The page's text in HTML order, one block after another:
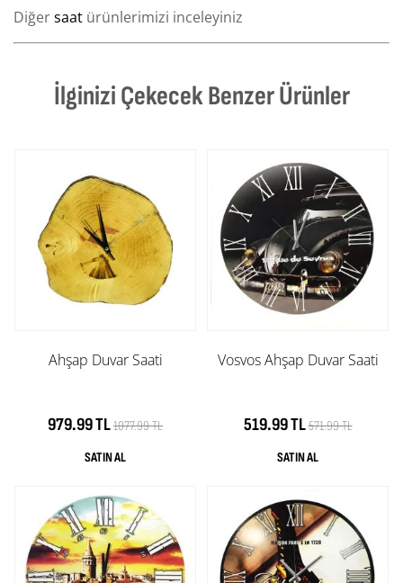
Diğersaat ürünlerimizi inceleyiniz
İlginizi Çekecek Benzer Ürünler
Ahşap Duvar Saati
979.99 TL1077.99 TL
Vosvos Ahşap Duvar Saati
519.99 TL571.99 TL